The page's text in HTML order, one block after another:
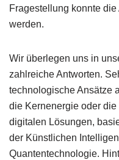
Fragestellung konnte die
werden.
Wir überlegen uns in
zahlreiche Antworten.
technologische Ansätze
die Kernenergie oder
digitalen Lösungen,
der Künstlichen
Quantentechnologie.